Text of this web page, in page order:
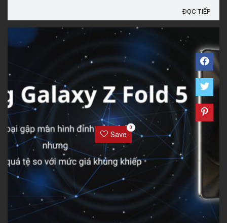
ĐỌC TIẾP
Save
0